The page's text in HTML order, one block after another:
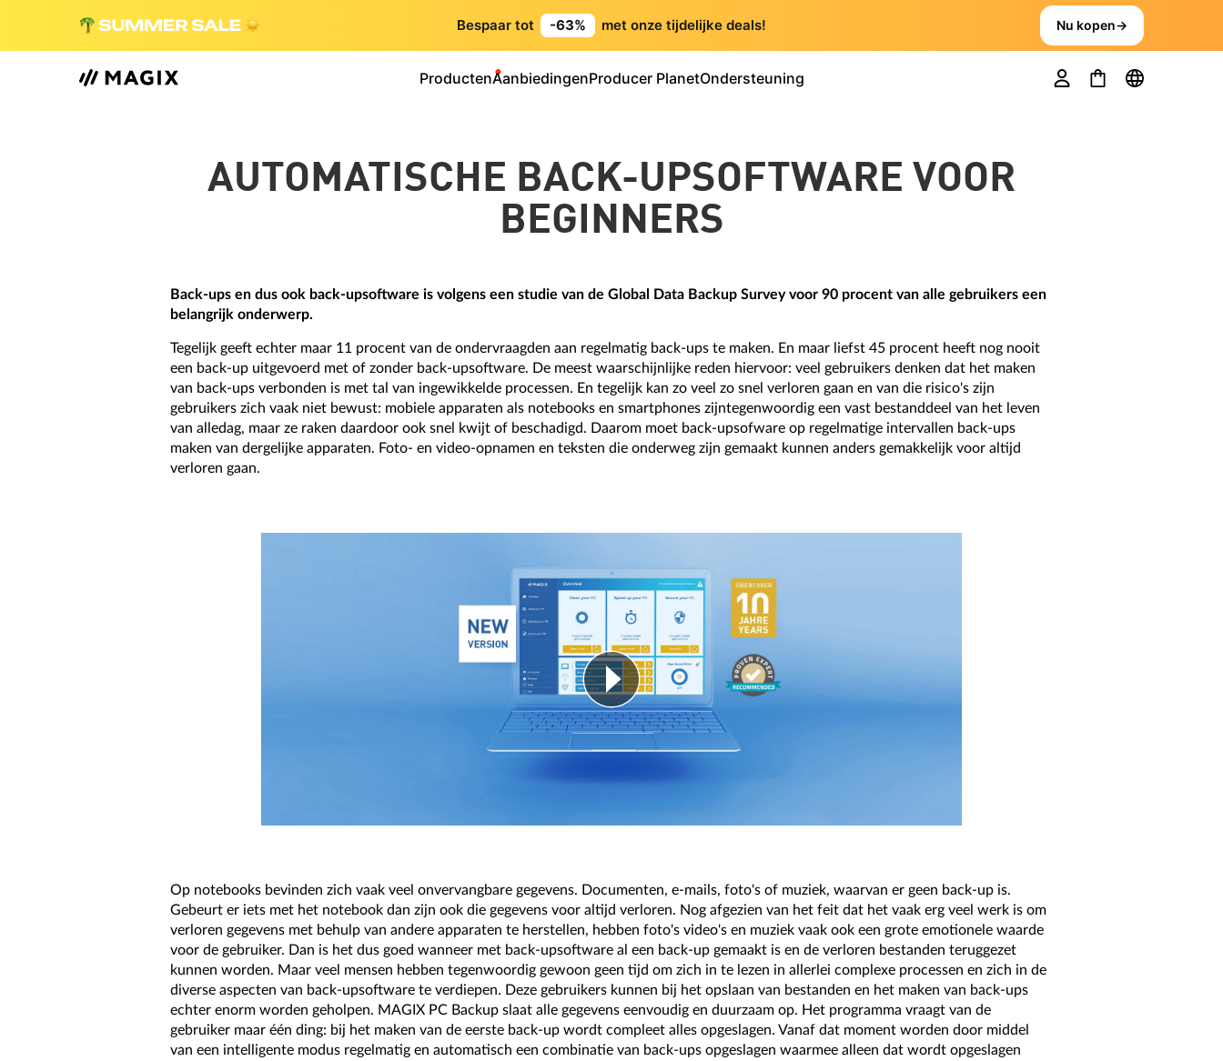
Bespaar tot -63% met onze tijdelijke deals! Nu kopen→
ProductenAanbiedingenProducer PlanetOndersteuning
AUTOMATISCHE BACK-UPSOFTWARE VOOR
BEGINNERS
Back-ups en dus ook back-upsoftware is volgens een studie van de Global Data Backup Survey voor 90 procent van alle gebruikers een
belangrijk onderwerp.
Tegelijk geeft echter maar 11 procent van de ondervraagden aan regelmatig back-ups te maken. En maar liefst 45 procent heeft nog nooit
een back-up uitgevoerd met of zonder back-upsoftware. De meest waarschijnlijke reden hiervoor: veel gebruikers denken dat het maken
van back-ups verbonden is met tal van ingewikkelde processen. En tegelijk kan zo veel zo snel verloren gaan en van die risico's zijn
gebruikers zich vaak niet bewust: mobiele apparaten als notebooks en smartphones zijntegenwoordig een vast bestanddeel van het leven
van alledag, maar ze raken daardoor ook snel kwijt of beschadigd. Daarom moet back-upsofware op regelmatige intervallen back-ups
maken van dergelijke apparaten. Foto- en video-opnamen en teksten die onderweg zijn gemaakt kunnen anders gemakkelijk voor altijd
verloren gaan.
Op notebooks bevinden zich vaak veel onvervangbare gegevens. Documenten, e-mails, foto's of muziek, waarvan er geen back-up is.
Gebeurt er iets met het notebook dan zijn ook die gegevens voor altijd verloren. Nog afgezien van het feit dat het vaak erg veel werk is om
verloren gegevens met behulp van andere apparaten te herstellen, hebben foto's video's en muziek vaak ook een grote emotionele waarde
voor de gebruiker. Dan is het dus goed wanneer met back-upsoftware al een back-up gemaakt is en de verloren bestanden teruggezet
kunnen worden. Maar veel mensen hebben tegenwoordig gewoon geen tijd om zich in te lezen in allerlei complexe processen en zich in de
diverse aspecten van back-upsoftware te verdiepen. Deze gebruikers kunnen bij het opslaan van bestanden en het maken van back-ups
echter enorm worden geholpen. MAGIX PC Backup slaat alle gegevens eenvoudig en duurzaam op. Het programma vraagt van de
gebruiker maar één ding: bij het maken van de eerste back-up wordt compleet alles opgeslagen. Vanaf dat moment worden door middel
van een intelligente modus regelmatig en automatisch een combinatie van back-ups opgeslagen waarmee alleen dat wordt opgeslagen